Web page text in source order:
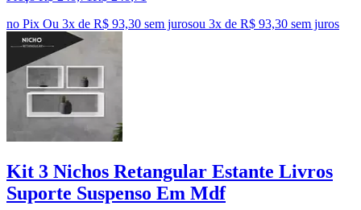
no Pix Ou 3x de R$ 93,30 sem jurosou 3x de R$ 93,30 sem juros
Kit 3 Nichos Retangular Estante Livros
Suporte Suspenso Em Mdf